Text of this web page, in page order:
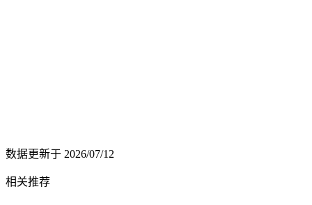
数据更新于 2026/07/12
相关推荐